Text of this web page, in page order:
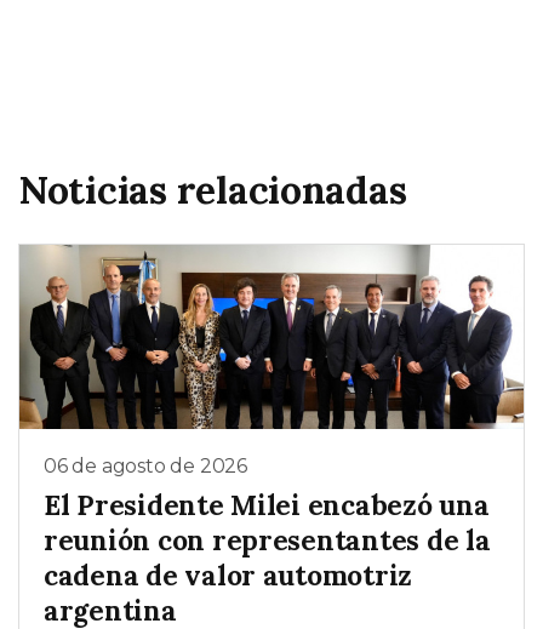
Noticias relacionadas
06 de agosto de 2026
El Presidente Milei encabezó una
reunión con representantes de la
cadena de valor automotriz
argentina